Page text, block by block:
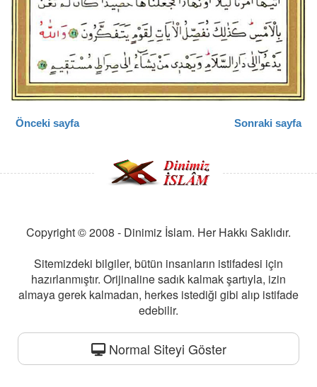
Önceki sayfa Sonraki sayfa
Copyright © 2008 - Dinimiz İslam. Her Hakkı Saklıdır.
Sitemizdeki bilgiler, bütün insanların istifadesi için
hazırlanmıştır. Orijinaline sadık kalmak şartıyla, izin
almaya gerek kalmadan, herkes istediği gibi alıp istifade
edebilir.
Normal Siteyi Göster